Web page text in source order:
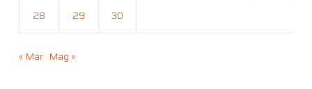
28 29 30
« Mar Mag »